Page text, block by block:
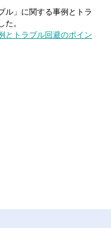
ル」に関する事例とトラ
。
とトラブル回避のポイン